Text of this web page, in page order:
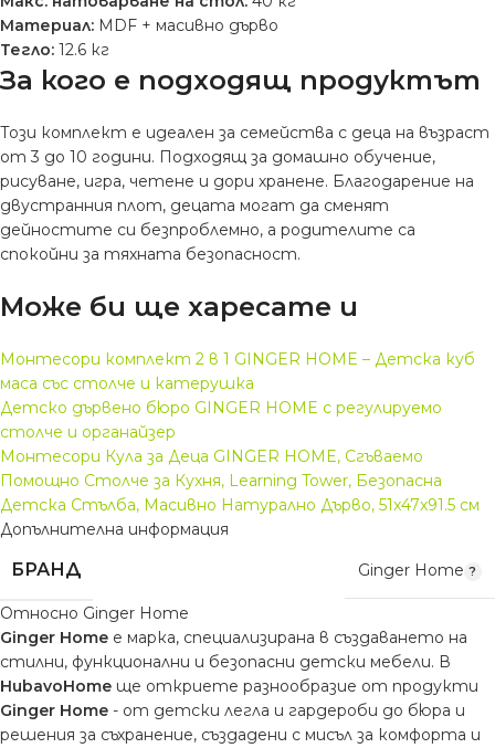
Материал: MDF + масивно дърво
Тегло: 12.6 кг
За кого е подходящ продуктът
Този комплект е идеален за семейства с деца на възраст
от 3 до 10 години. Подходящ за домашно обучение,
рисуване, игра, четене и дори хранене. Благодарение на
двустранния плот, децата могат да сменят
дейностите си безпроблемно, а родителите са
спокойни за тяхната безопасност.
Може би ще харесате и
Монтесори комплект 2 в 1 GINGER HOME – Детска куб
маса със столче и катерушка
Детско дървено бюро GINGER HOME с регулируемо
столче и органайзер
Монтесори Кула за Деца GINGER HOME, Сгъваемо
Помощно Столче за Кухня, Learning Tower, Безопасна
Детска Стълба, Масивно Натурално Дърво, 51x47x91.5 см
Допълнителна информация
БРАНД Ginger Home
Относно Ginger Home
Ginger Home е марка, специализирана в създаването на
стилни, функционални и безопасни детски мебели. В
HubavoHome ще откриете разнообразие от продукти
Ginger Home - от детски легла и гардероби до бюра и
решения за съхранение, създадени с мисъл за комфорта и